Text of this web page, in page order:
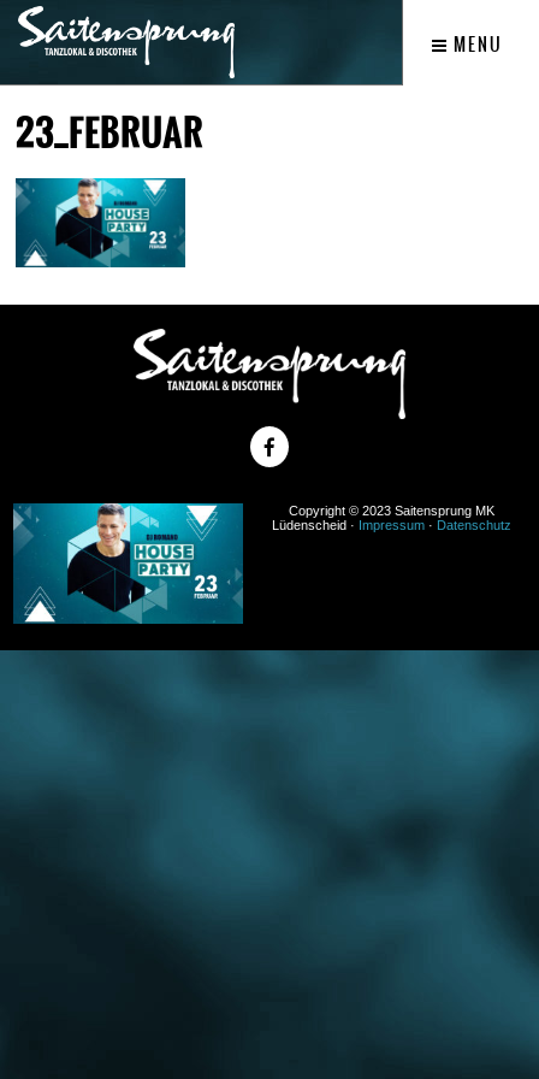
MENU
23_FEBRUAR
Copyright © 2023 Saitensprung MK
Lüdenscheid · Impressum · Datenschutz